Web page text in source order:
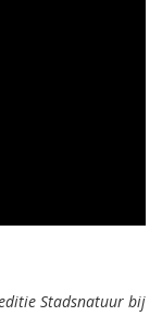
Stadsnatuur bij